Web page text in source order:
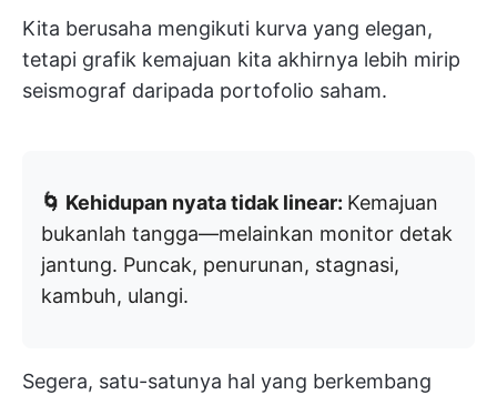
Kita berusaha mengikuti kurva yang elegan,
tetapi grafik kemajuan kita akhirnya lebih mirip
seismograf daripada portofolio saham.
🌀 Kehidupan nyata tidak linear: Kemajuan
bukanlah tangga—melainkan monitor detak
jantung. Puncak, penurunan, stagnasi,
kambuh, ulangi.
Segera, satu-satunya hal yang berkembang